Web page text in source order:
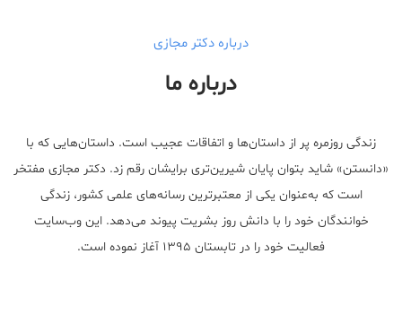
درباره دکتر مجازی
درباره ما
زندگی روزمره پر از داستان‌ها و اتفاقات عجیب است. داستان‌هایی که با
«دانستن» شاید بتوان پایان شیرین‌تری برایشان رقم زد. دکتر مجازی مفتخر
است که به‌عنوان یکی از معتبر‌ترین رسانه‌های علمی کشور، زندگی
خوانندگان خود را با دانش روز بشریت پیوند می‌دهد. این وب‌سایت
فعالیت خود را در تابستان ۱۳۹۵ آغاز نموده است.